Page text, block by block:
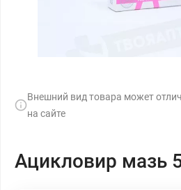
Внешний вид товара может
на сайте
Ацикловир мазь